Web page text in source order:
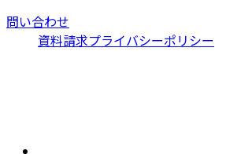
問い合わせ
資料請求プライバシーポリシー